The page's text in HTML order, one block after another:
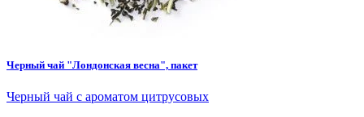
Черный чай "Лондонская весна", пакет
Черный чай с ароматом цитрусовых